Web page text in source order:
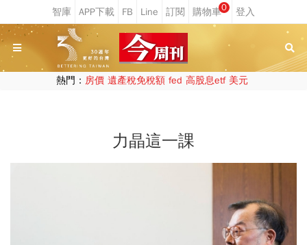
0
熱門： 房價 遺產稅免稅額 fed 高股息etf 美元
力晶這一課